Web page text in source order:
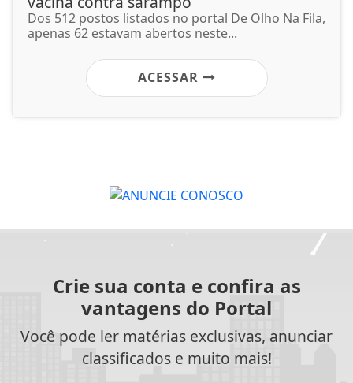
Dos 512 postos listados no portal De Olho Na Fila,
apenas 62 estavam abertos neste...
ACESSAR
Crie sua conta e confira as
vantagens do Portal
Você pode ler matérias exclusivas, anunciar
classificados e muito mais!